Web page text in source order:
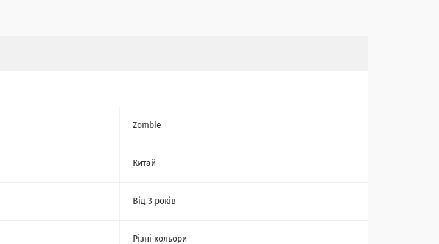
Zombie
Китай
Від 3 років
Різні кольори